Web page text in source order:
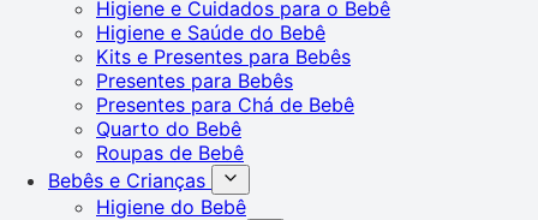
Higiene e Cuidados para o Bebê
Higiene e Saúde do Bebê
Kits e Presentes para Bebês
Presentes para Bebês
Presentes para Chá de Bebê
Quarto do Bebê
Roupas de Bebê
Bebês e Crianças
Higiene do Bebê